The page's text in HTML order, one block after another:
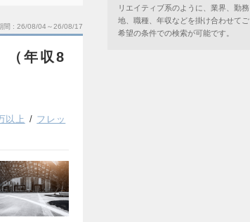
間 26/08/04～26/08/17
（年収8
以上
フレッ
リエイティブ系のように、業界、勤務
地、職種、年収などを掛け合わせてご
希望の条件での検索が可能です。